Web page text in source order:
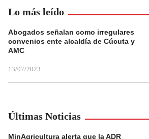
Lo más leído
Abogados señalan como irregulares
convenios ente alcaldía de Cúcuta y
AMC
13/07/2023
Últimas Noticias
MinAgricultura alerta que la ADR